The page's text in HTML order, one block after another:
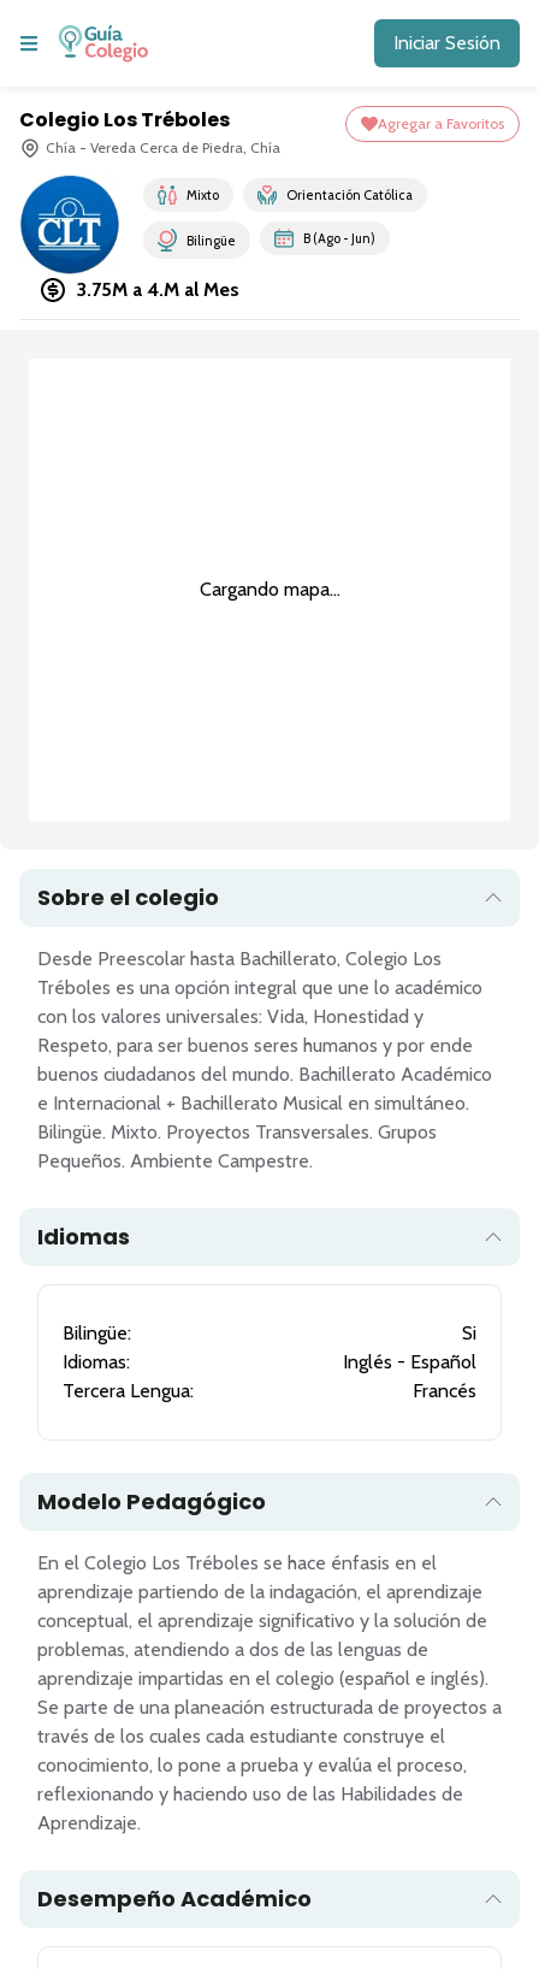
Iniciar Sesión
Colegio Los Tréboles
Chía - Vereda Cerca de Piedra, Chía
Agregar a Favoritos
Mixto Orientación Católica
Bilingüe B (Ago - Jun)
3.75M a 4.M al Mes
Cargando mapa...
Sobre el colegio
Desde Preescolar hasta Bachillerato, Colegio Los
Tréboles es una opción integral que une lo académico
con los valores universales: Vida, Honestidad y
Respeto, para ser buenos seres humanos y por ende
buenos ciudadanos del mundo. Bachillerato Académico
e Internacional + Bachillerato Musical en simultáneo.
Bilingüe. Mixto. Proyectos Transversales. Grupos
Idiomas
Bilingüe:
Si
Idiomas:
Inglés - Español
Tercera Lengua:
Francés
Modelo Pedagógico
En el Colegio Los Tréboles se hace énfasis en el
aprendizaje partiendo de la indagación, el aprendizaje
conceptual, el aprendizaje significativo y la solución de
problemas, atendiendo a dos de las lenguas de
aprendizaje impartidas en el colegio (español e inglés).
Se parte de una planeación estructurada de proyectos a
través de los cuales cada estudiante construye el
conocimiento, lo pone a prueba y evalúa el proceso,
reflexionando y haciendo uso de las Habilidades de
Desempeño Académico